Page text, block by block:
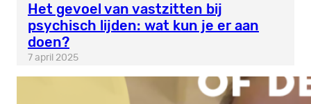
Het gevoel van vastzitten bij
psychisch lijden: wat kun je er aan
doen?
7 april 2025